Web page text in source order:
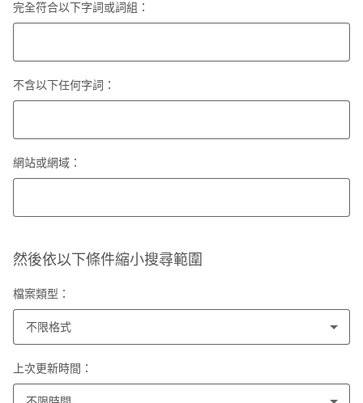
完全符合以下字詞或詞組：
不含以下任何字詞：
網站或網域：
然後依以下條件縮小搜尋範圍
檔案類型：
不限格式
上次更新時間：